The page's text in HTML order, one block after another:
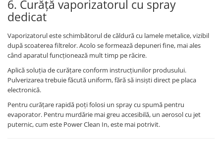
6. Curăță vaporizatorul cu spray
dedicat
Vaporizatorul este schimbătorul de căldură cu lamele metalice, vizibil
după scoaterea filtrelor. Acolo se formează depuneri fine, mai ales
când aparatul funcționează mult timp pe răcire.
Aplică soluția de curățare conform instrucțiunilor produsului.
Pulverizarea trebuie făcută uniform, fără să insiști direct pe placa
electronică.
Pentru curățare rapidă poți folosi un spray cu spumă pentru
evaporator. Pentru murdărie mai greu accesibilă, un aerosol cu jet
puternic, cum este Power Clean In, este mai potrivit.